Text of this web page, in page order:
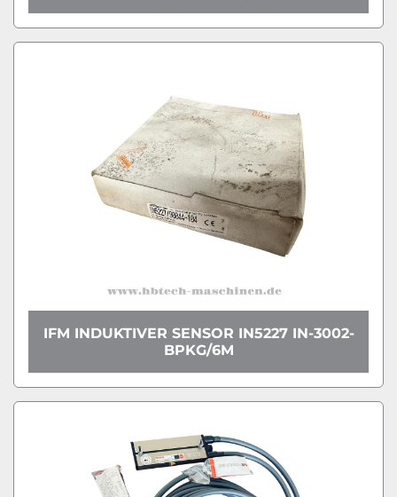
IFM INDUKTIVER SENSOR IN5227 IN-3002-
BPKG/6M